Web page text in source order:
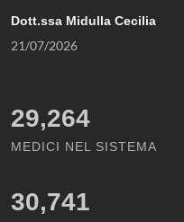
Dott.ssa Midulla Cecilia
21/07/2026
29,264
MEDICI NEL SISTEMA
30,741